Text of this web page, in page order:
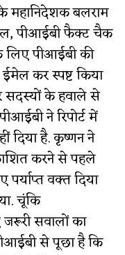
बलराम
पीआईबी फैक्ट चैक
लिए पीआईबी की
कर स्पष्ट किया
सदस्यों के हवाले से
ने रिपोर्ट में
दिया है. कृष्णन ने
करने से पहले
वक्त दिया
चूंकि
सवालों का
से पूछा है कि